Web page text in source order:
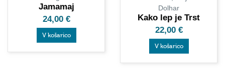
Jamamaj
24,00 €
V košarico
Dolhar
Kako lep je Trst
22,00 €
V košarico